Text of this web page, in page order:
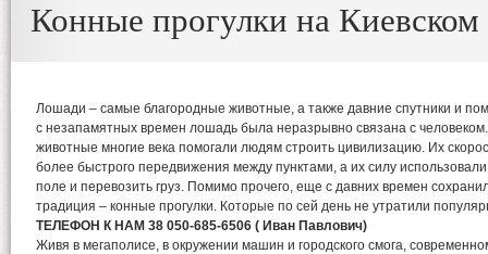
Конные прогулки на
Лошади – самые благородные животные, а также давние спутники и
с незапамятных времен лошадь была неразрывно связана с
животные многие века помогали людям строить цивилизацию. Их
более быстрого передвижения между пунктами, а их силу использовали
поле и перевозить груз. Помимо прочего, еще с давних времен
традиция – конные прогулки. Которые по сей день не утратили
ТЕЛЕФОН К НАМ 38 050-685-6506 ( Иван Павлович)
Живя в мегаполисе, в окружении машин и городского смога,